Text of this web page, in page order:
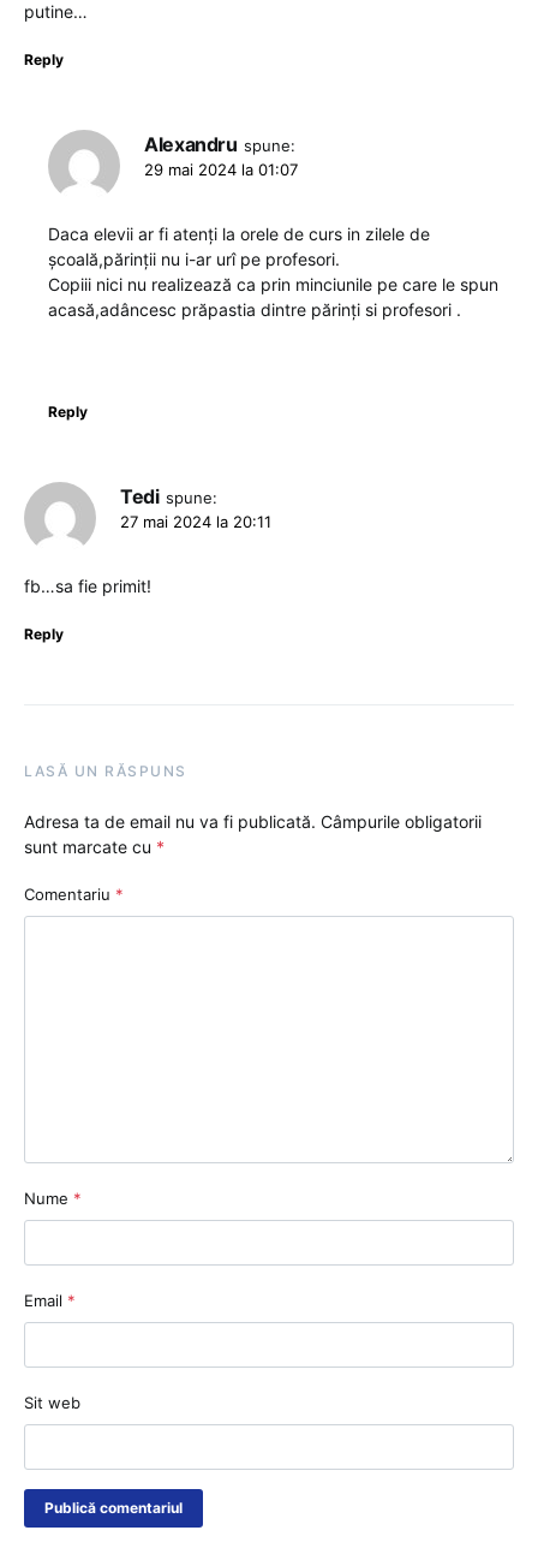
putine…
Reply
Alexandru spune:
29 mai 2024 la 01:07
Daca elevii ar fi atenți la orele de curs in zilele de
școală,părinții nu i-ar urî pe profesori.
Copiii nici nu realizează ca prin minciunile pe care le spun
acasă,adâncesc prăpastia dintre părinți si profesori .
Reply
Tedi spune:
27 mai 2024 la 20:11
fb…sa fie primit!
Reply
LASĂ UN RĂSPUNS
Adresa ta de email nu va fi publicată. Câmpurile obligatorii
sunt marcate cu *
Comentariu *
Nume *
Email *
Sit web